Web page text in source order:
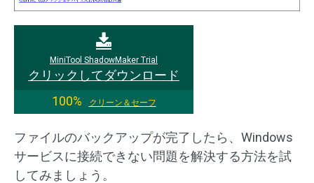
MiniTool ShadowMaker Trial
クリックしてダウンロード
100%
クリーン＆セーフ
ファイルのバックアップが完了したら、Windows
サービスに接続できない問題を解決する方法を試
してみましょう。